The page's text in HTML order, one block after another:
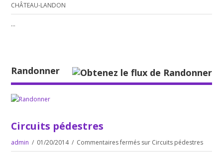
CHÂTEAU-LANDON
...
Randonner
Circuits pédestres
admin 01/20/2014 Commentaires ferméssur Circuits pédestres